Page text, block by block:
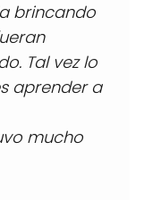
brincando
Tal vez lo
aprender a
mucho